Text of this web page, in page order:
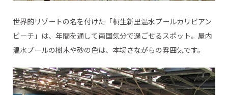
世界的リゾートの名を付けた「桐生新里温水プールカリビアン
ビーチ」は、年間を通して南国気分で過ごせるスポット。屋内
温水プールの樹木や砂の色は、本場さながらの雰囲気です。